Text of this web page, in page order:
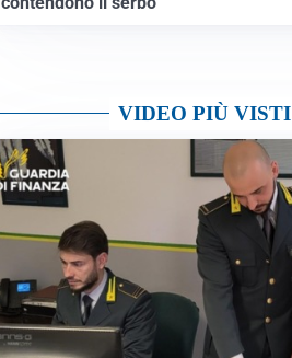
VIDEO PIÙ VISTI